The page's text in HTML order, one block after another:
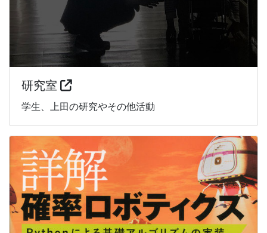
研究室
学生、上田の研究やその他活動